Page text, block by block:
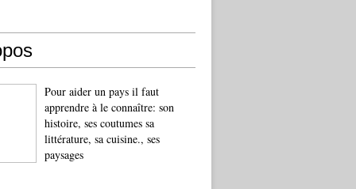
Pour aider un pays il faut
apprendre à le connaître: son
histoire, ses coutumes sa
littérature, sa cuisine., ses
paysages